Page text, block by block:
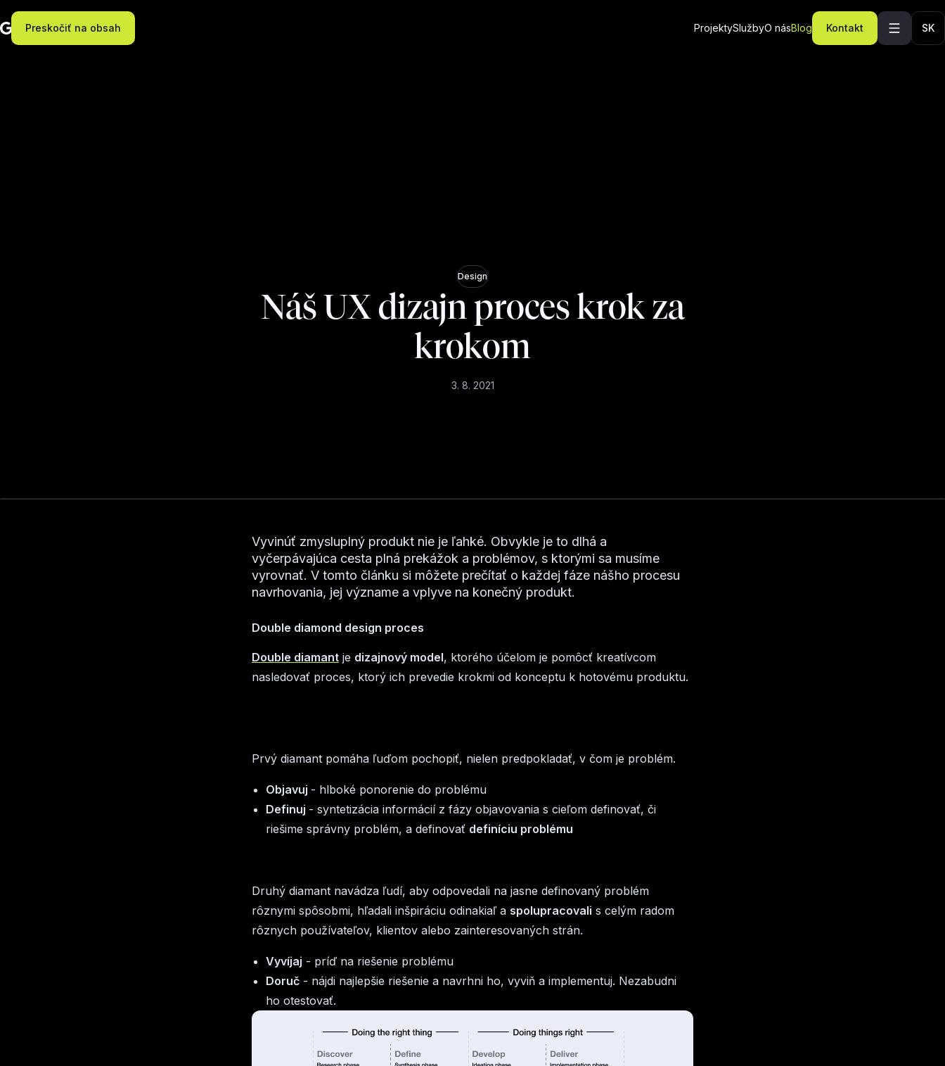
Preskočiť na obsah ProjektySlužbyO násBlog Kontakt SK
Design
Náš UX dizajn proces krok za
krokom
3. 8. 2021
Vyvinúť zmysluplný produkt nie je ľahké. Obvykle je to dlhá a
vyčerpávajúca cesta plná prekážok a problémov, s ktorými sa musíme
vyrovnať. V tomto článku si môžete prečítať o každej fáze nášho procesu
navrhovania, jej význame a vplyve na konečný produkt.
Double diamond design proces
Double diamant je dizajnový model, ktorého účelom je pomôcť kreatívcom
nasledovať proces, ktorý ich prevedie krokmi od konceptu k hotovému produktu.
Prvý diamant pomáha ľuďom pochopiť, nielen predpokladať, v čom je problém.
Objavuj - hlboké ponorenie do problému
Definuj - syntetizácia informácií z fázy objavovania s cieľom definovať, či
riešime správny problém, a definovať definíciu problému
Druhý diamant navádza ľudí, aby odpovedali na jasne definovaný problém
rôznymi spôsobmi, hľadali inšpiráciu odinakiaľ a spolupracovali s celým radom
rôznych používateľov, klientov alebo zainteresovaných strán.
Vyvíjaj - príď na riešenie problému
Doruč - nájdi najlepšie riešenie a navrhni ho, vyviň a implementuj. Nezabudni
ho otestovať.